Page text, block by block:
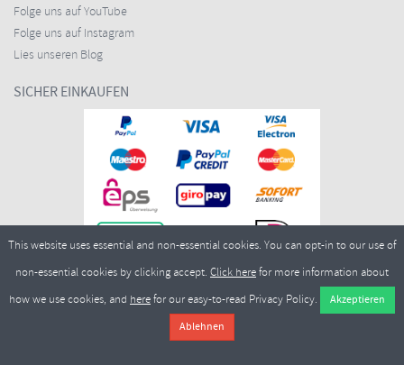
Folge uns auf YouTube
Folge uns auf Instagram
Lies unseren Blog
SICHER EINKAUFEN
Merlin Cycles Ltd., Unit A4 Buckshaw Link, Ordnance Road, Buckshaw
Village, Chorley PR7 7EL United Kingdom
sales@merlincycles.com
This website uses essential and non-essential cookies. You can opt-in to our use of
non-essential cookies by clicking accept. Click herefor more information about
how we use cookies, and herefor our easy-to-read Privacy Policy.